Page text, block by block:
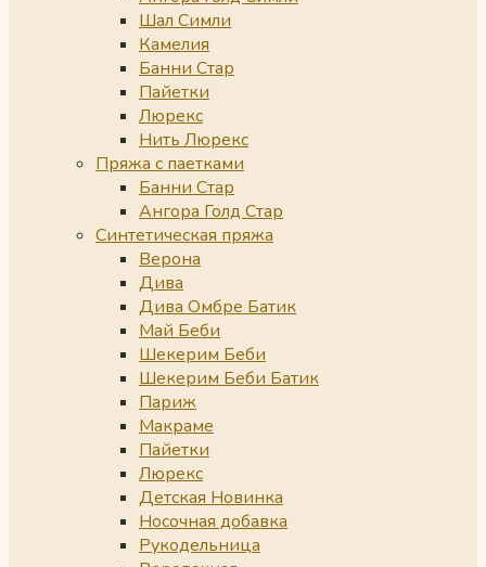
Шал Симли
Камелия
Банни Стар
Пайетки
Люрекс
Нить Люрекс
Пряжа с паетками
Банни Стар
Ангора Голд Стар
Синтетическая пряжа
Верона
Дива
Дива Омбре Батик
Май Беби
Шекерим Беби
Шекерим Беби Батик
Париж
Макраме
Пайетки
Люрекс
Детская Новинка
Носочная добавка
Рукодельница